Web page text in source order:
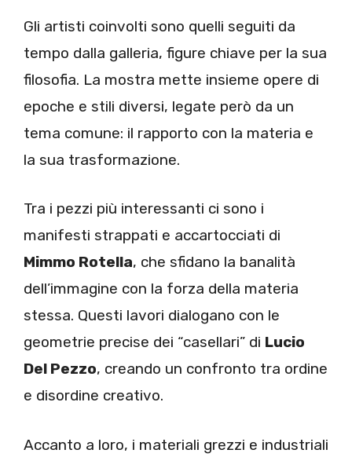
Gli artisti coinvolti sono quelli seguiti da
tempo dalla galleria, figure chiave per la sua
filosofia. La mostra mette insieme opere di
epoche e stili diversi, legate però da un
tema comune: il rapporto con la materia e
la sua trasformazione.
Tra i pezzi più interessanti ci sono i
manifesti strappati e accartocciati di
Mimmo Rotella, che sfidano la banalità
dell’immagine con la forza della materia
stessa. Questi lavori dialogano con le
geometrie precise dei “casellari” di Lucio
Del Pezzo, creando un confronto tra ordine
e disordine creativo.
Accanto a loro, i materiali grezzi e industriali